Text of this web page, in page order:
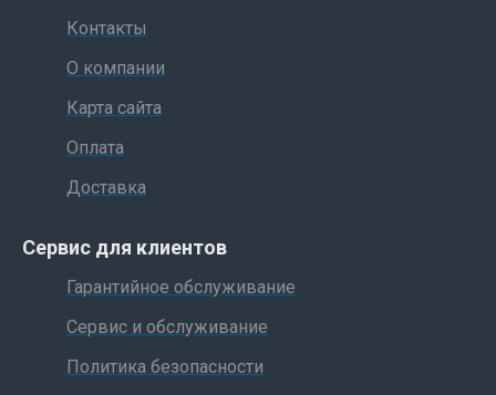
Контакты
О компании
Карта сайта
Оплата
Доставка
Сервис для клиентов
Гарантийное обслуживание
Сервис и обслуживание
Политика безопасности